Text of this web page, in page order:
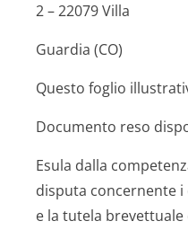
2 – 22079 Villa
Guardia (CO)
Questo foglio
Documento reso
Esula dalla
disputa concernente
e la tutela brevettuale